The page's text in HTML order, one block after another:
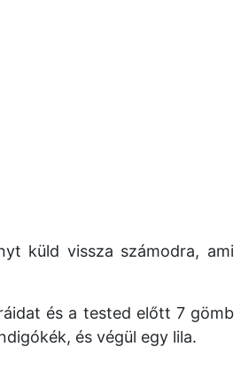
küld vissza számodra, ami
és a tested előtt 7 gömb
és végül egy lila.